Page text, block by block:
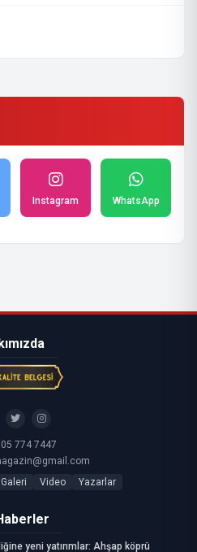
Instagram WhatsApp
774 7447
Galeri Video Yazarlar
yeni yatırımlar: Ahşap köprü